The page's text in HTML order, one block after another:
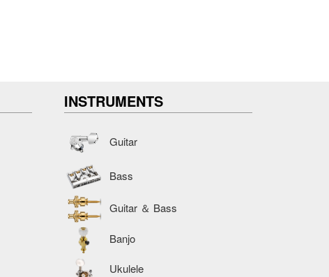
INSTRUMENTS
Guitar
Bass
Guitar ＆ Bass
Banjo
Ukulele